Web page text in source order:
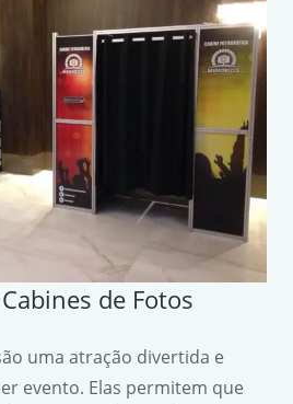
de Fotos
uma atração divertida e
evento. Elas permitem que